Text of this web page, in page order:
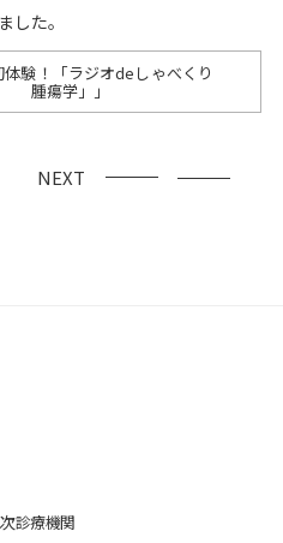
した。
験！「ラジオdeしゃべくり
腫瘍学」」
NEXT
診療機関